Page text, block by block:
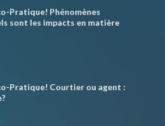
Pratique! Phénomènes
sont les impacts en matière
Pratique! Courtier ou agent :